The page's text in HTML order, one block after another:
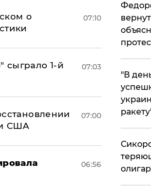
о
07:10
сыграло 1-й
07:03
США
07:00
06:56
​"В